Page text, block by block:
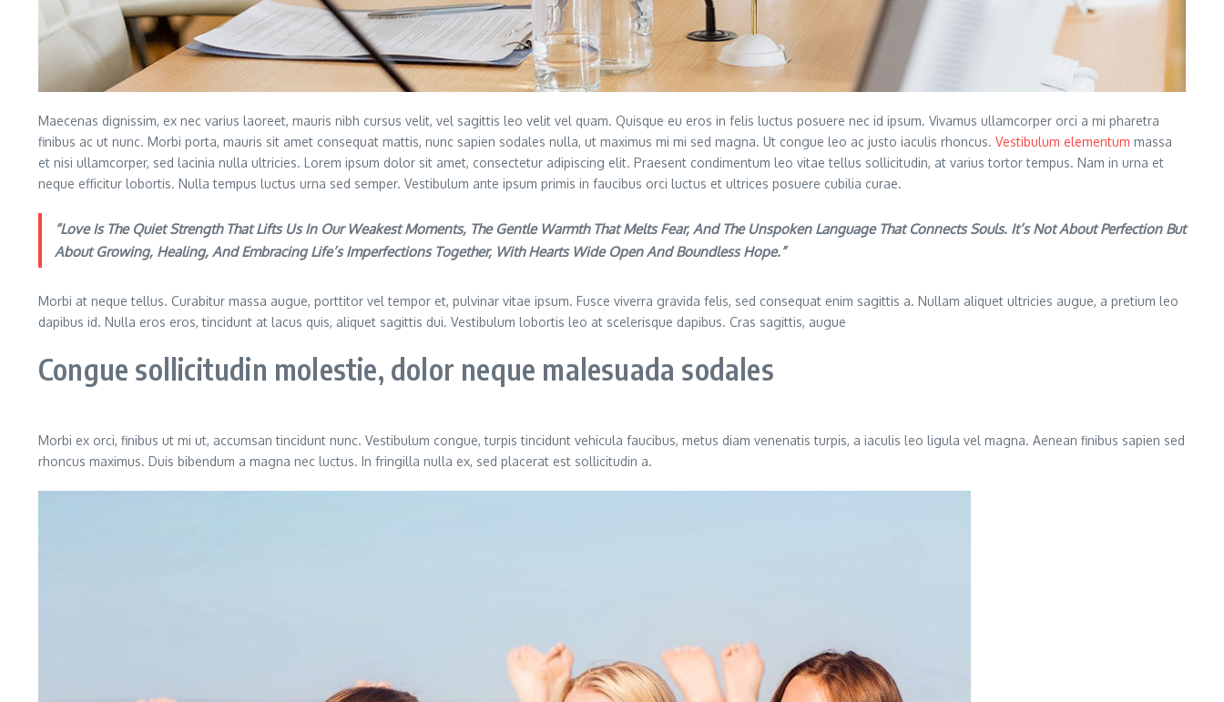
Maecenas dignissim, ex nec varius laoreet, mauris nibh cursus velit, vel sagittis leo velit vel quam. Quisque eu eros in felis luctus posuere nec id ipsum. Vivamus ullamcorper orci a mi pharetra
finibus ac ut nunc. Morbi porta, mauris sit amet consequat mattis, nunc sapien sodales nulla, ut maximus mi mi sed magna. Ut congue leo ac justo iaculis rhoncus. Vestibulum elementum massa
et nisi ullamcorper, sed lacinia nulla ultricies. Lorem ipsum dolor sit amet, consectetur adipiscing elit. Praesent condimentum leo vitae tellus sollicitudin, at varius tortor tempus. Nam in urna et
neque efficitur lobortis. Nulla tempus luctus urna sed semper. Vestibulum ante ipsum primis in faucibus orci luctus et ultrices posuere cubilia curae.
“Love Is The Quiet Strength That Lifts Us In Our Weakest Moments, The Gentle Warmth That Melts Fear, And The Unspoken Language That Connects Souls. It’s Not About Perfection But
About Growing, Healing, And Embracing Life’s Imperfections Together, With Hearts Wide Open And Boundless Hope.”
Morbi at neque tellus. Curabitur massa augue, porttitor vel tempor et, pulvinar vitae ipsum. Fusce viverra gravida felis, sed consequat enim sagittis a. Nullam aliquet ultricies augue, a pretium leo
dapibus id. Nulla eros eros, tincidunt at lacus quis, aliquet sagittis dui. Vestibulum lobortis leo at scelerisque dapibus. Cras sagittis, augue
Congue sollicitudin molestie, dolor neque malesuada sodales
Morbi ex orci, finibus ut mi ut, accumsan tincidunt nunc. Vestibulum congue, turpis tincidunt vehicula faucibus, metus diam venenatis turpis, a iaculis leo ligula vel magna. Aenean finibus sapien sed
rhoncus maximus. Duis bibendum a magna nec luctus. In fringilla nulla ex, sed placerat est sollicitudin a.